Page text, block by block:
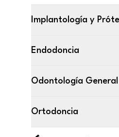
Implantología y
Endodoncia
Odontología
Ortodoncia